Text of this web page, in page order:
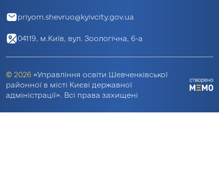
priyom.shevruo@kyivcity.gov.ua
04119, м.Київ, вул. Зоологічна, 6-а
© 2026 «Управління освіти Шевченківської
районної в місті Києві державної
адміністрації». Всі права захищені